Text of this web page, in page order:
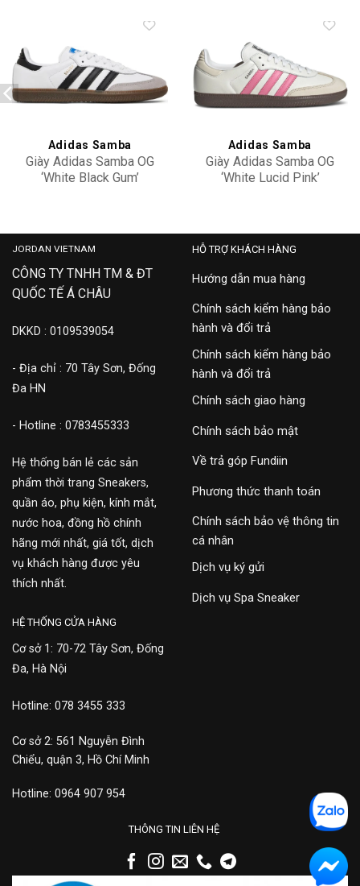
Add to
wishlist
Adidas Samba
Giày Adidas Samba OG
‘White Black Gum’
Add to
wishlist
Adidas Samba
Giày Adidas Samba OG
‘White Lucid Pink’
JORDAN VIETNAM
CÔNG TY TNHH TM & ĐT
QUỐC TẾ Á CHÂU
DKKD : 0109539054
- Địa chỉ : 70 Tây Sơn, Đống
Đa HN
- Hotline : 0783455333
Hệ thống bán lẻ các sản
phẩm thời trang Sneakers,
quần áo, phụ kiện, kính mắt,
nước hoa, đồng hồ chính
hãng mới nhất, giá tốt, dịch
vụ khách hàng được yêu
thích nhất.
HỖ TRỢ KHÁCH HÀNG
Hướng dẫn mua hàng
Chính sách kiểm hàng bảo
hành và đổi trả
Chính sách kiểm hàng bảo
hành và đổi trả
Chính sách giao hàng
Chính sách bảo mật
Về trả góp Fundiin
Phương thức thanh toán
Chính sách bảo vệ thông tin
cá nhân
Dịch vụ ký gửi
Dịch vụ Spa Sneaker
HỆ THỐNG CỬA HÀNG
Cơ sở 1: 70-72 Tây Sơn, Đống
Đa, Hà Nội
Hotline: 078 3455 333
Cơ sở 2: 561 Nguyễn Đình
Chiểu, quận 3, Hồ Chí Minh
Hotline: 0964 907 954
THÔNG TIN LIÊN HỆ